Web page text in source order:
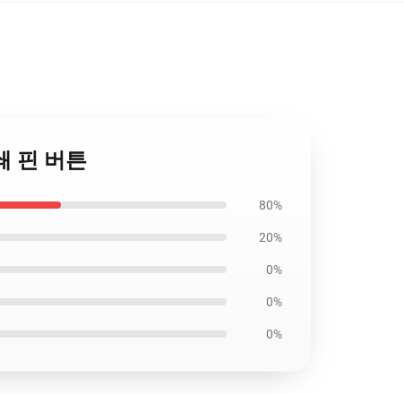
핀 버튼
80%
20%
0%
0%
0%